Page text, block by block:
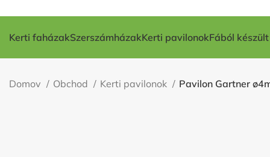
Kerti faházakSzerszámházakKerti pavilonokFából
Domov Obchod Kerti pavilonok Pavilon Gartner